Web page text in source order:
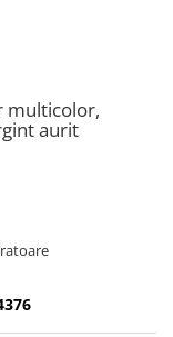
multicolor,
aurit